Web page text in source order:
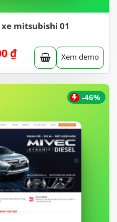
mitsubishi 01
₫.
₫Giá
hiện
tại
là:
Xem demo
-46%